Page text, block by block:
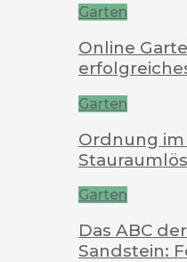
Garten
Online
Garten
Ordnung im
Garten
Das ABC
Sandstein: